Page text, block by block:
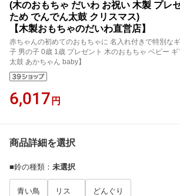
(木のおもちゃ だいわ お祝い 木製 プレ
ため でんでん太鼓 クリスマス)
【木製おもちゃのだいわ直営店】
赤ちゃんの初めてのおもちゃに 名入れ付きで特別な
子 男の子 0歳 1歳 プレゼント 木のおもちゃ ベビー
太鼓 あかちゃん baby】
6,017 円
商品詳細を選択
■鈴の種類 ： 未選択
青い鳥 リス どんぐり